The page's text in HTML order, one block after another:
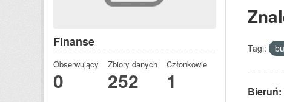
Finanse
Obserwujący
0
Zbiory danych
252
Członkowie
1
Tagi:
Bieruń: